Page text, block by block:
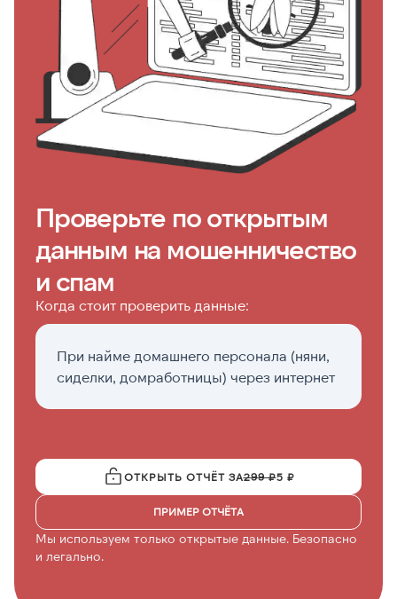
Проверьте по открытым
данным на мошенничество
и спам
Когда стоит проверить данные:
При найме домашнего персонала (няни,
сиделки, домработницы) через интернет
ОТКРЫТЬ ОТЧЁТ ЗА299 ₽5 ₽
ПРИМЕР ОТЧЁТА
Мы используем только открытые данные. Безопасно
и легально.